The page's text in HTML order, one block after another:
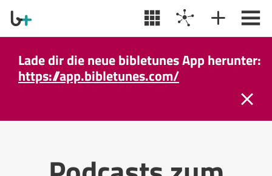
Lade dir die neue bibletunes App herunter:
https://app.bibletunes.com/